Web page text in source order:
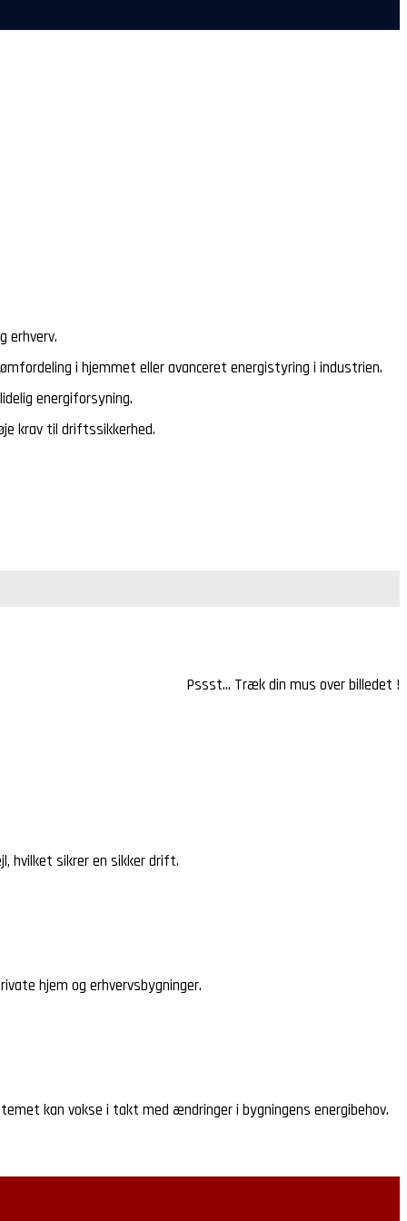
erhverv.
i hjemmet eller avanceret energistyring i industrien.
energiforsyning.
krav til driftssikkerhed.
Pssst… Træk din mus over billedet !
hvilket sikrer en sikker drift.
hjem og erhvervsbygninger.
kan vokse i takt med ændringer i bygningens energibehov.